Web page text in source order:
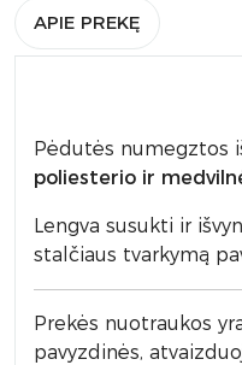
APIE PREKĘ
Pėdutės numegztos
poliesterio ir
Lengva susukti ir
stalčiaus tvarkymą
Prekės nuotraukos
pavyzdinės,